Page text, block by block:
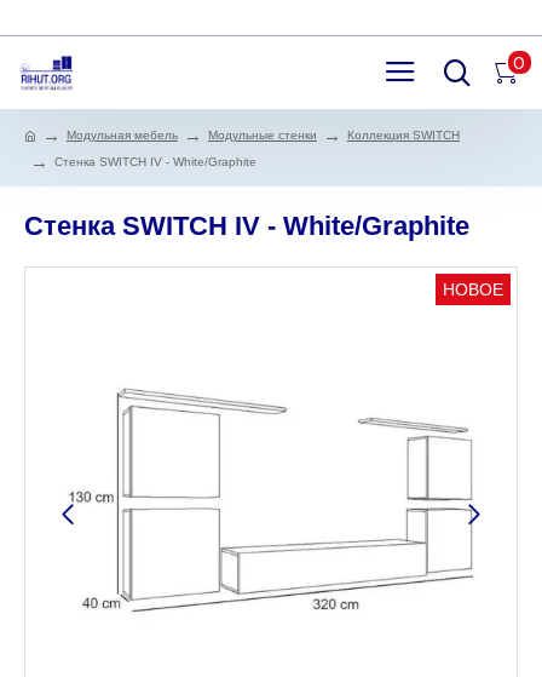
0
Модульная мебель Модульные стенки
Коллекция SWITCH
Стенка SWITCH IV - White/Graphite
Стенка SWITCH IV - White/Graphite
НОВОЕ